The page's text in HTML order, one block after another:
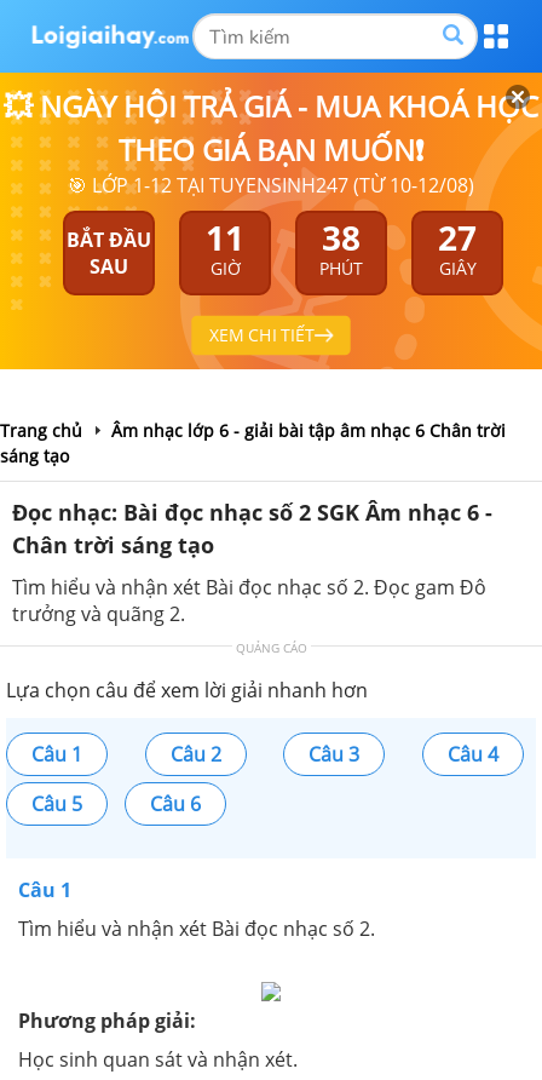
💥 NGÀY HỘI TRẢ GIÁ - MUA KHOÁ HỌC
THEO GIÁ BẠN MUỐN❗
🎯 LỚP 1-12 TẠI TUYENSINH247 (TỪ 10-12/08)
BẮT ĐẦU
SAU
11
GIỜ
38
PHÚT
27
GIÂY
XEM CHI TIẾT
Trang chủ
Âm nhạc lớp 6 - giải bài tập âm nhạc 6 Chân trời
sáng tạo
Đọc nhạc: Bài đọc nhạc số 2 SGK Âm nhạc 6 -
Chân trời sáng tạo
Tìm hiểu và nhận xét Bài đọc nhạc số 2. Đọc gam Đô
trưởng và quãng 2.
QUẢNG CÁO
Lựa chọn câu để xem lời giải nhanh hơn
Câu 1 Câu 2 Câu 3
Câu 4
Câu 5
Câu 6
Câu 1
Tìm hiểu và nhận xét Bài đọc nhạc số 2.
Phương pháp giải:
Học sinh quan sát và nhận xét.